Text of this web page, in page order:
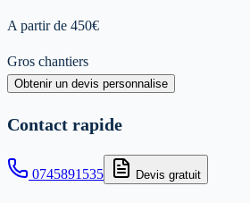
A partir de 450€
Gros chantiers
Obtenir un devis personnalise
Contact rapide
0745891535 Devis gratuit